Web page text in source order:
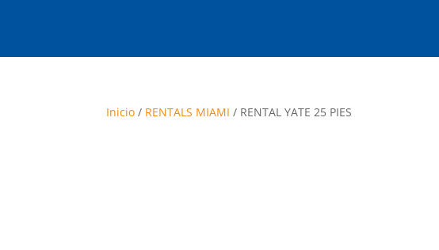
Inicio / RENTALS MIAMI / RENTAL YATE 25 PIES